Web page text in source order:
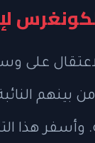
على
النائبة
وأسفر هذا